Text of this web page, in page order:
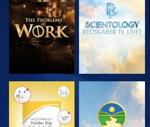
UDFORSK
SERIEN
UDFORSK
SERIEN
SE SE